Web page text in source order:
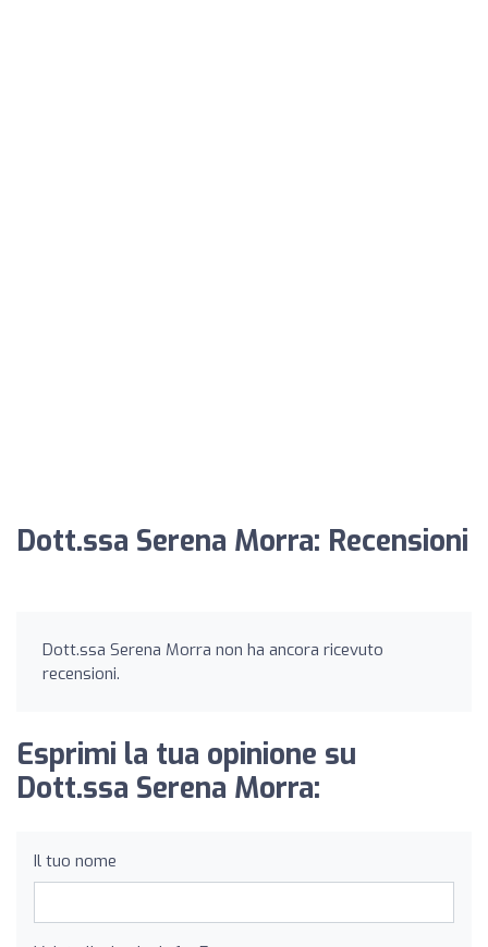
Dott.ssa Serena Morra: Recensioni
Dott.ssa Serena Morra non ha ancora ricevuto
recensioni.
Esprimi la tua opinione su
Dott.ssa Serena Morra:
Il tuo nome